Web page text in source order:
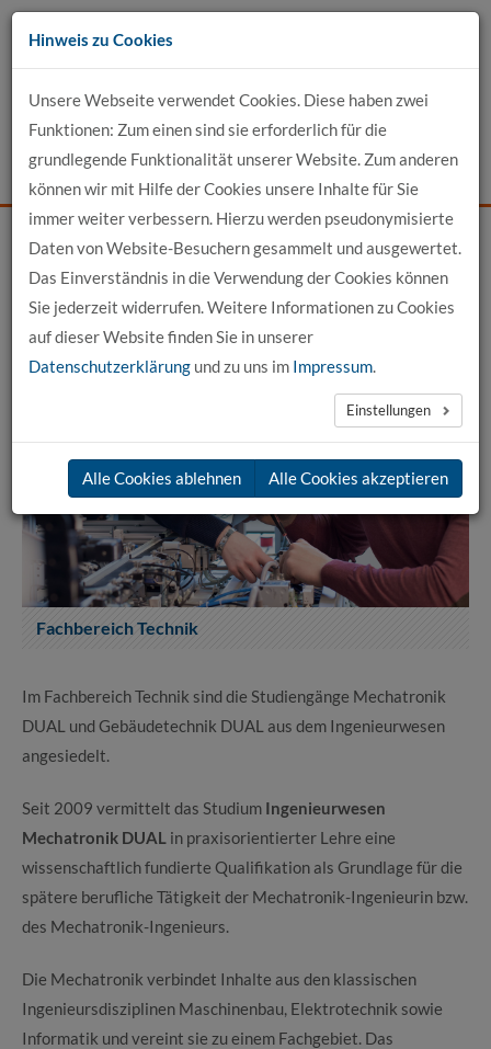
Zum
Inhalt
Events News Login Suche
Kontakt
Startseite Unser Profil Fachbereiche Fachbereich Technik
Fachbereich Technik
Im Fachbereich Technik sind die Studiengänge Mechatronik
DUAL und Gebäudetechnik DUAL aus dem Ingenieurwesen
angesiedelt.
Seit 2009 vermittelt das Studium Ingenieurwesen
Mechatronik DUAL in praxisorientierter Lehre eine
wissenschaftlich fundierte Qualifikation als Grundlage für die
spätere berufliche Tätigkeit der Mechatronik-Ingenieurin bzw.
des Mechatronik-Ingenieurs.
Die Mechatronik verbindet Inhalte aus den klassischen
Ingenieursdisziplinen Maschinenbau, Elektrotechnik sowie
Informatik und vereint sie zu einem Fachgebiet. Das
Hinweis zu Cookies
Unsere Webseite verwendet Cookies. Diese haben zwei
Funktionen: Zum einen sind sie erforderlich für die
grundlegende Funktionalität unserer Website. Zum anderen
können wir mit Hilfe der Cookies unsere Inhalte für Sie
immer weiter verbessern. Hierzu werden pseudonymisierte
Daten von Website-Besuchern gesammelt und ausgewertet.
Das Einverständnis in die Verwendung der Cookies können
Sie jederzeit widerrufen. Weitere Informationen zu Cookies
auf dieser Website finden Sie in unserer
Datenschutzerklärung und zu uns im Impressum.
Einstellungen
Alle Cookies ablehnen Alle Cookies akzeptieren